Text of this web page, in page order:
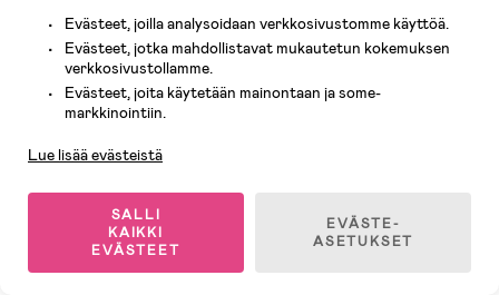
VedenpitäväEvästeet, joilla analysoidaan verkkosivustomme käyttöä.
Evästeet, jotka mahdollistavat mukautetun kokemuksen
verkkosivustollamme.
Evästeet, joita käytetään mainontaan ja some-
markkinointiin.
Lue lisää evästeistä
SALLI
KAIKKI
EVÄSTEET
EVÄSTE-
ASETUKSET